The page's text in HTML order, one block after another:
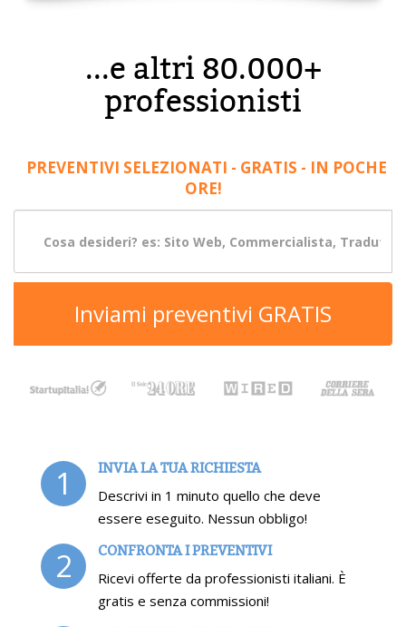
...e altri 80.000+
professionisti
PREVENTIVI SELEZIONATI - GRATIS - IN POCHE
ORE!
Inviami preventivi GRATIS
1 INVIA LA TUA RICHIESTA
Descrivi in 1 minuto quello che deve
essere eseguito. Nessun obbligo!
2 CONFRONTA I PREVENTIVI
Ricevi offerte da professionisti italiani. È
gratis e senza commissioni!